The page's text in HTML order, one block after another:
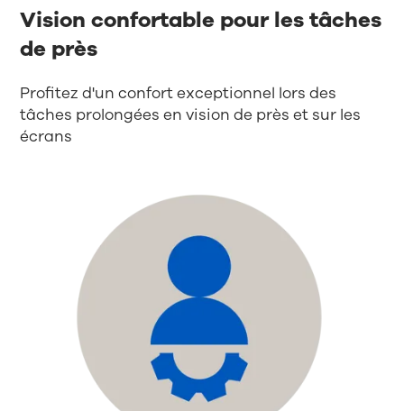
Vision confortable pour les tâches
de près
Profitez d'un confort exceptionnel lors des
tâches prolongées en vision de près et sur les
écrans